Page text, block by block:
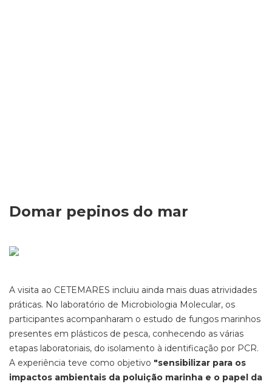
Domar pepinos do mar
A visita ao CETEMARES incluiu ainda mais duas atrividades
práticas. No laboratório de Microbiologia Molecular, os
participantes acompanharam o estudo de fungos marinhos
presentes em plásticos de pesca, conhecendo as várias
etapas laboratoriais, do isolamento à identificação por PCR.
A experiência teve como objetivo "sensibilizar para os
impactos ambientais da poluição marinha e o papel da